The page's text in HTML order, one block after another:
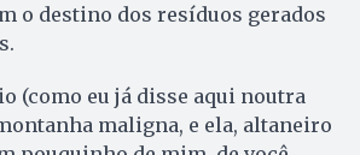
o destino dos resíduos gerados
(como eu já disse aqui noutra
maligna, e ela, altaneiro